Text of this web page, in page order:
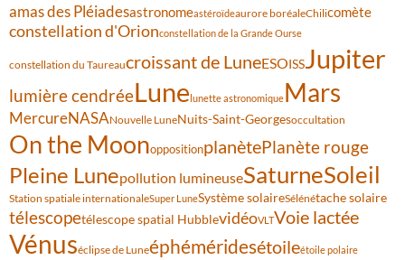
amas des Pléiadesastronomeastéroïdeaurore boréaleChilicomète
constellation d'Orionconstellation de la Grande Ourse
constellation du Taureaucroissant de LuneESOISSJupiter
lumière cendréeLunelunette astronomiqueMars
MercureNASANouvelle LuneNuits-Saint-Georgesoccultation
On the MoonoppositionplanètePlanète rouge
Pleine Lunepollution lumineuseSaturneSoleil
Station spatiale internationaleSuper LuneSystème solaireSélénétache solaire
télescopetélescope spatial HubblevidéoVLTVoie lactée
Vénuséclipse de Luneéphéméridesétoileétoile polaire